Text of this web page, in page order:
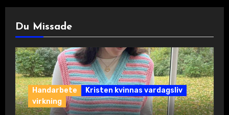
Du Missade
Handarbete
Kristen kvinnas vardagsliv
virkning